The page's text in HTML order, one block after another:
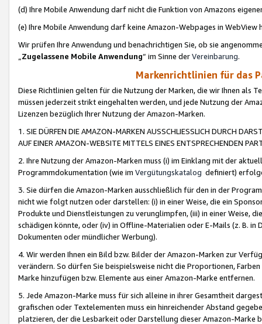
(d) Ihre Mobile Anwendung darf nicht die Funktion von Amazons
(e) Ihre Mobile Anwendung darf keine Amazon-Webpages in WebView
Wir prüfen Ihre Anwendung und benachrichtigen Sie, ob sie
„Zugelassene Mobile Anwendung“ im Sinne derVereinbarung.
Markenrichtlinien für das
Diese Richtlinien gelten für die Nutzung der Marken, die wir Ihnen als
müssen jederzeit strikt eingehalten werden, und jede Nutzung der
Lizenzen bezüglich Ihrer Nutzung der Amazon-Marken.
1. SIE DÜRFEN DIE AMAZON-MARKEN AUSSCHLIESSLICH DURCH
AUF EINER AMAZON-WEBSITE MITTELS EINES ENTSPRECHENDEN
2. Ihre Nutzung der Amazon-Marken muss (i) im Einklang mit der
Programmdokumentation (wie im Vergütungskatalog definiert)
3. Sie dürfen die Amazon-Marken ausschließlich für den in der
nicht wie folgt nutzen oder darstellen: (i) in einer Weise, die ein
Produkte und Dienstleistungen zu verunglimpfen, (iii) in einer Weise,
schädigen könnte, oder (iv) in Offline-Materialien oder E-Mails (z. B. in
Dokumenten oder mündlicher Werbung).
4. Wir werden Ihnen ein Bild bzw. Bilder der Amazon-Marken zur
verändern. So dürfen Sie beispielsweise nicht die Proportionen,
Marke hinzufügen bzw. Elemente aus einer Amazon-Marke entfernen.
5. Jede Amazon-Marke muss für sich alleine in ihrer Gesamtheit
grafischen oder Textelementen muss ein hinreichender Abstand
platzieren, der die Lesbarkeit oder Darstellung dieser Amazon-Marke